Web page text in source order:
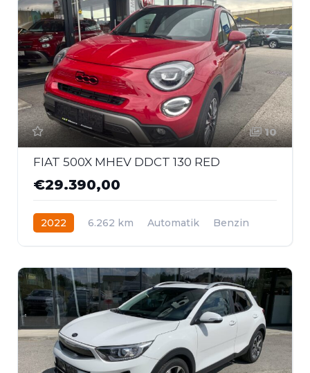
10
FIAT 500X MHEV DDCT 130 RED
€29.390,00
2022 6.262 km Automatik
Benzin